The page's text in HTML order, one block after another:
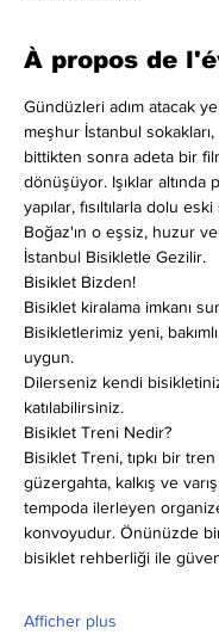
À propos de
Gündüzleri adım atacak
meşhur İstanbul
bittikten sonra adeta bir
dönüşüyor. Işıklar altında
yapılar, fısıltılarla dolu
Boğaz'ın o eşsiz, huzur
İstanbul Bisikletle Gezilir.
Bisiklet Bizden!
Bisiklet kiralama imkanı
Bisikletlerimiz yeni,
uygun.
Dilerseniz kendi
katılabilirsiniz.
Bisiklet Treni Nedir?
Bisiklet Treni, tıpkı bir
güzergahta, kalkış ve
tempoda ilerleyen
konvoyudur. Önünüzde
bisiklet rehberliği ile
Afficher plus